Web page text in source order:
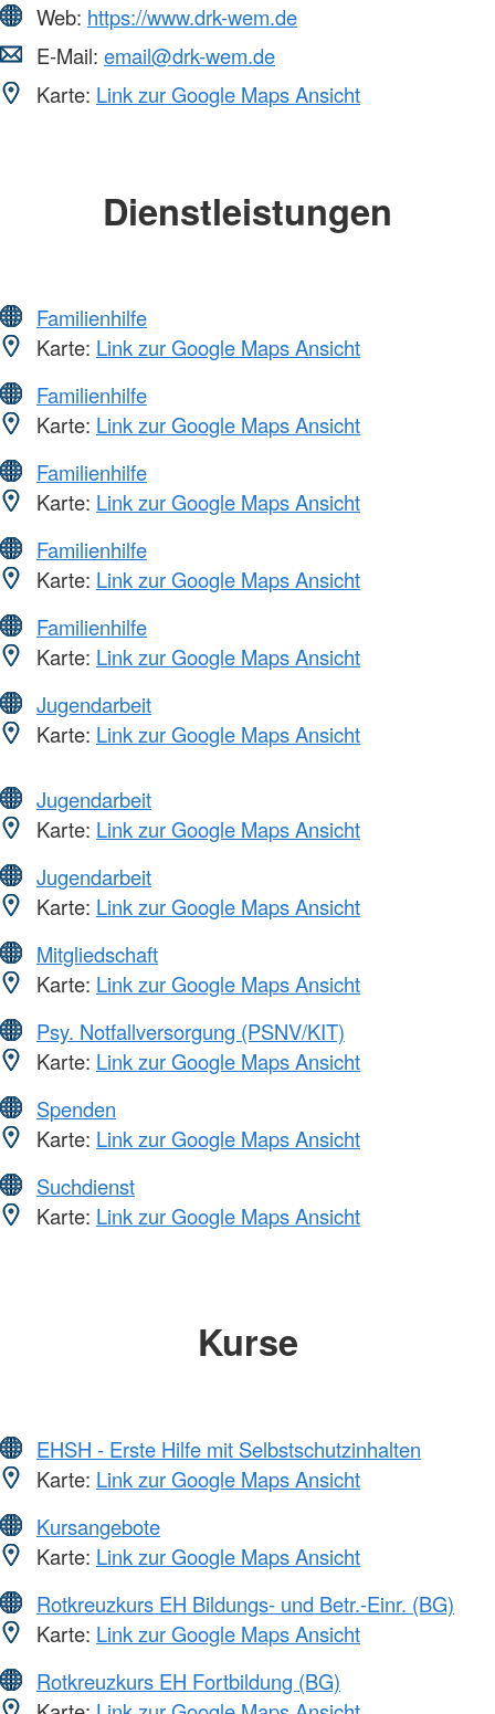
Web: https://www.drk-wem.de
E-Mail: email@drk-wem.de
Karte: Link zur Google Maps Ansicht
Dienstleistungen
Familienhilfe
Karte: Link zur Google Maps Ansicht
Familienhilfe
Karte: Link zur Google Maps Ansicht
Familienhilfe
Karte: Link zur Google Maps Ansicht
Familienhilfe
Karte: Link zur Google Maps Ansicht
Familienhilfe
Karte: Link zur Google Maps Ansicht
Jugendarbeit
Karte: Link zur Google Maps Ansicht
Jugendarbeit
Karte: Link zur Google Maps Ansicht
Jugendarbeit
Karte: Link zur Google Maps Ansicht
Mitgliedschaft
Karte: Link zur Google Maps Ansicht
Psy. Notfallversorgung (PSNV/KIT)
Karte: Link zur Google Maps Ansicht
Spenden
Karte: Link zur Google Maps Ansicht
Suchdienst
Karte: Link zur Google Maps Ansicht
Kurse
EHSH - Erste Hilfe mit Selbstschutzinhalten
Karte: Link zur Google Maps Ansicht
Kursangebote
Karte: Link zur Google Maps Ansicht
Rotkreuzkurs EH Bildungs- und Betr.-Einr. (BG)
Karte: Link zur Google Maps Ansicht
Rotkreuzkurs EH Fortbildung (BG)